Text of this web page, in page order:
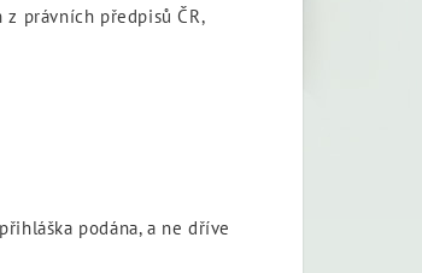
právních předpisů ČR,
podána, a ne dříve